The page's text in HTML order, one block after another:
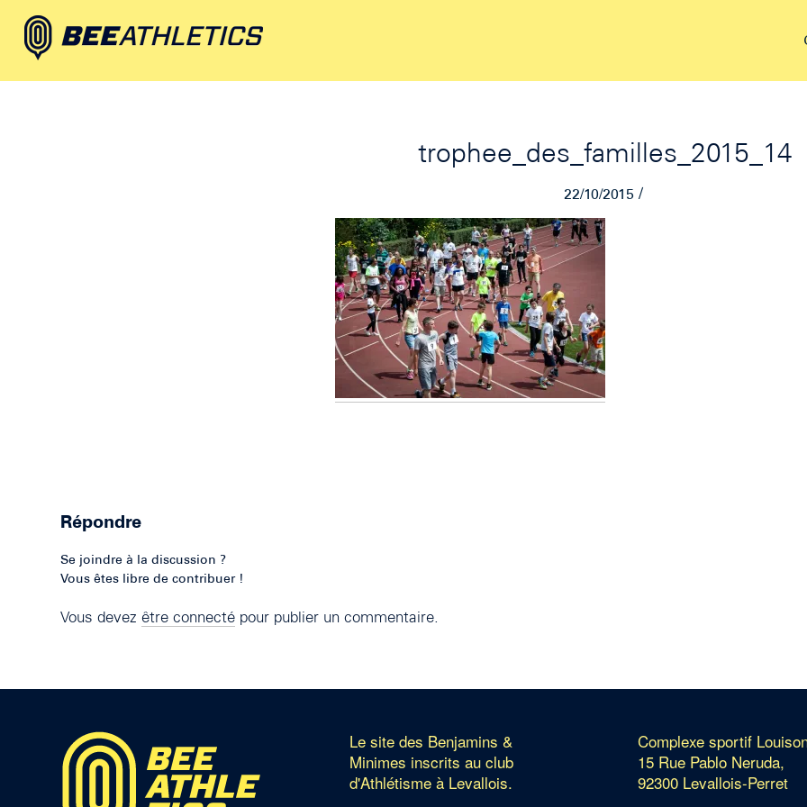
trophee_des_familles_2015_14
22/10/2015 /
Répondre
Se joindre à la discussion ?
Vous êtes libre de contribuer !
Vous devez être connecté pour publier un commentaire.
Le site des Benjamins &
Minimes inscrits au club
d'Athlétisme à Levallois.
Complexe sportif
15 Rue Pablo Neruda,
92300 Levallois-Perret